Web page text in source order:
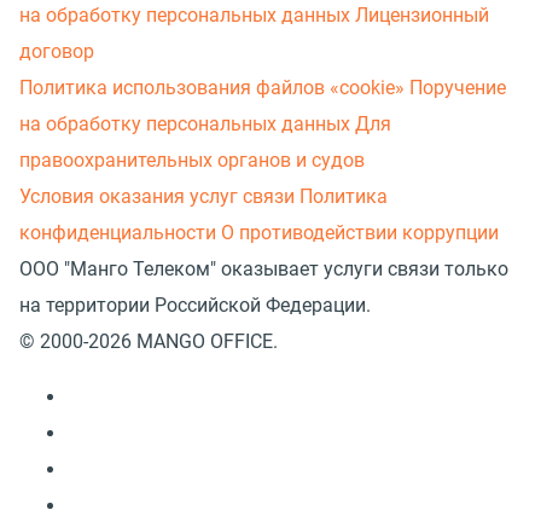
на обработку персональных данных Лицензионный
договор
Политика использования файлов «cookie» Поручение
на обработку персональных данных Для
правоохранительных органов и судов
Условия оказания услуг связи Политика
конфиденциальности О противодействии коррупции
ООО "Манго Телеком" оказывает услуги связи только
на территории Российской Федерации.
© 2000-2026 MANGO OFFICE.